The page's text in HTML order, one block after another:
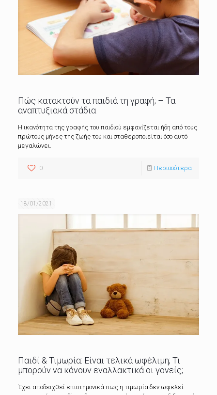
Πώς κατακτούν τα παιδιά τη γραφή; – Τα
αναπτυξιακά στάδια
Η ικανότητα της γραφής του παιδιού εμφανίζεται ήδη από τους
πρώτους μήνες της ζωής του και σταθεροποιείται όσο αυτό
μεγαλώνει.
0 Περισσότερα
18/01/2021
Παιδί & Τιμωρία: Είναι τελικά ωφέλιμη; Τι
μπορούν να κάνουν εναλλακτικά οι γονείς;
Έχει αποδειχθεί επιστημονικά πως η τιμωρία δεν ωφελεί